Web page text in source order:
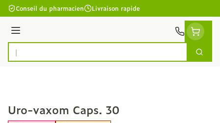
Aller au contenu
Conseil du pharmacien Livraison rapide
Menu
Rechercher
Uro-vaxom Caps. 30